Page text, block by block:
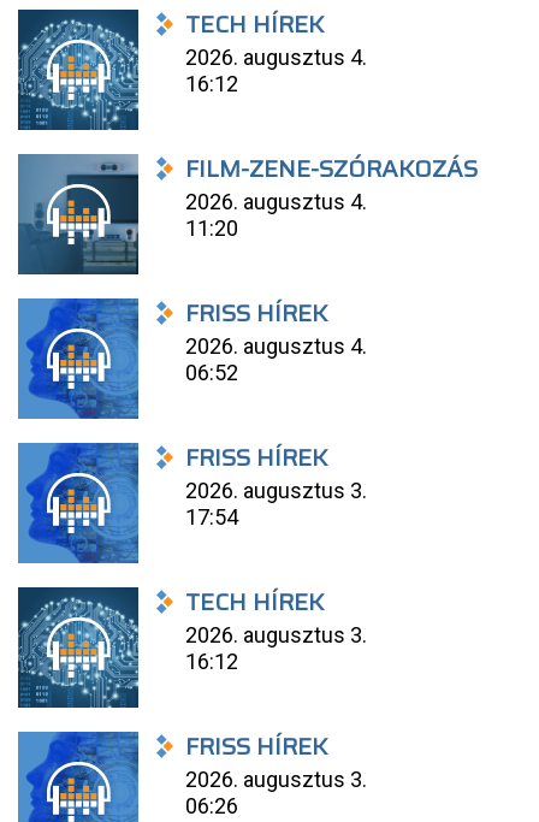
TECH HÍREK
2026. augusztus 4.
16:12
FILM-ZENE-SZÓRAKOZÁS
2026. augusztus 4.
11:20
FRISS HÍREK
2026. augusztus 4.
06:52
FRISS HÍREK
2026. augusztus 3.
17:54
TECH HÍREK
2026. augusztus 3.
16:12
FRISS HÍREK
2026. augusztus 3.
06:26